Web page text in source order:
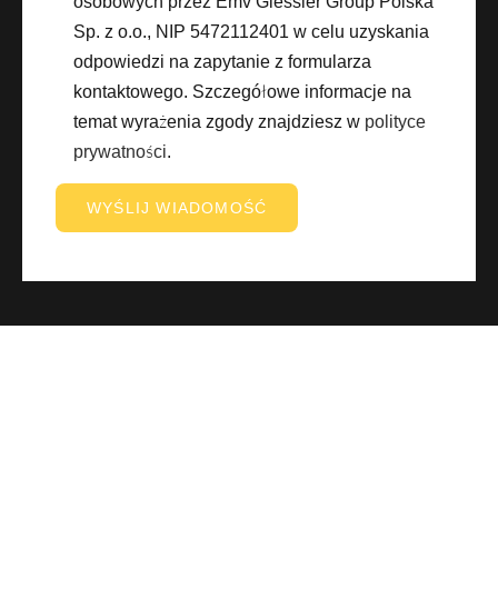
Sp. z o.o., NIP 5472112401 w celu uzyskania
odpowiedzi na zapytanie z formularza
kontaktowego. Szczegółowe informacje na
temat wyrażenia zgody znajdziesz w polityce
prywatności.